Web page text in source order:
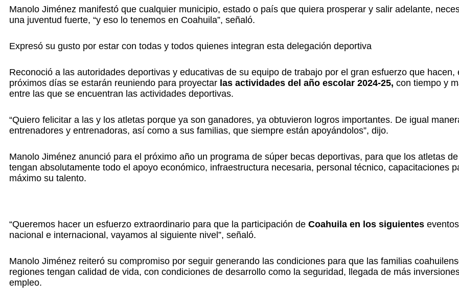
Manolo Jiménez manifestó que cualquier municipio, estado o país que quiera prosperar y salir adelante,
una juventud fuerte, “y eso lo tenemos en Coahuila”, señaló.
Expresó su gusto por estar con todas y todos quienes integran esta delegación deportiva
Reconoció a las autoridades deportivas y educativas de su equipo de trabajo por el gran esfuerzo que hacen,
próximos días se estarán reuniendo para proyectar las actividades del año escolar 2024-25, con tiempo y
entre las que se encuentran las actividades deportivas.
“Quiero felicitar a las y los atletas porque ya son ganadores, ya obtuvieron logros importantes. De igual
entrenadores y entrenadoras, así como a sus familias, que siempre están apoyándolos”, dijo.
Manolo Jiménez anunció para el próximo año un programa de súper becas deportivas, para que los atletas
tengan absolutamente todo el apoyo económico, infraestructura necesaria, personal técnico, capacitaciones
máximo su talento.
“Queremos hacer un esfuerzo extraordinario para que la participación de Coahuila en los siguientes
nacional e internacional, vayamos al siguiente nivel”, señaló.
Manolo Jiménez reiteró su compromiso por seguir generando las condiciones para que las familias
regiones tengan calidad de vida, con condiciones de desarrollo como la seguridad, llegada de más
empleo.